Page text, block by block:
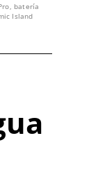
batería
Island